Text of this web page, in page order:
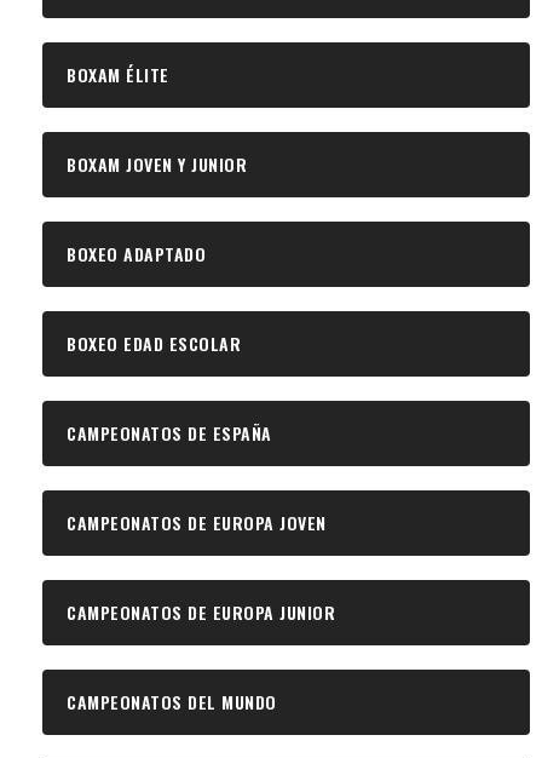
BOXAM ÉLITE
BOXAM JOVEN Y JUNIOR
BOXEO ADAPTADO
BOXEO EDAD ESCOLAR
CAMPEONATOS DE ESPAÑA
CAMPEONATOS DE EUROPA JOVEN
CAMPEONATOS DE EUROPA JUNIOR
CAMPEONATOS DEL MUNDO